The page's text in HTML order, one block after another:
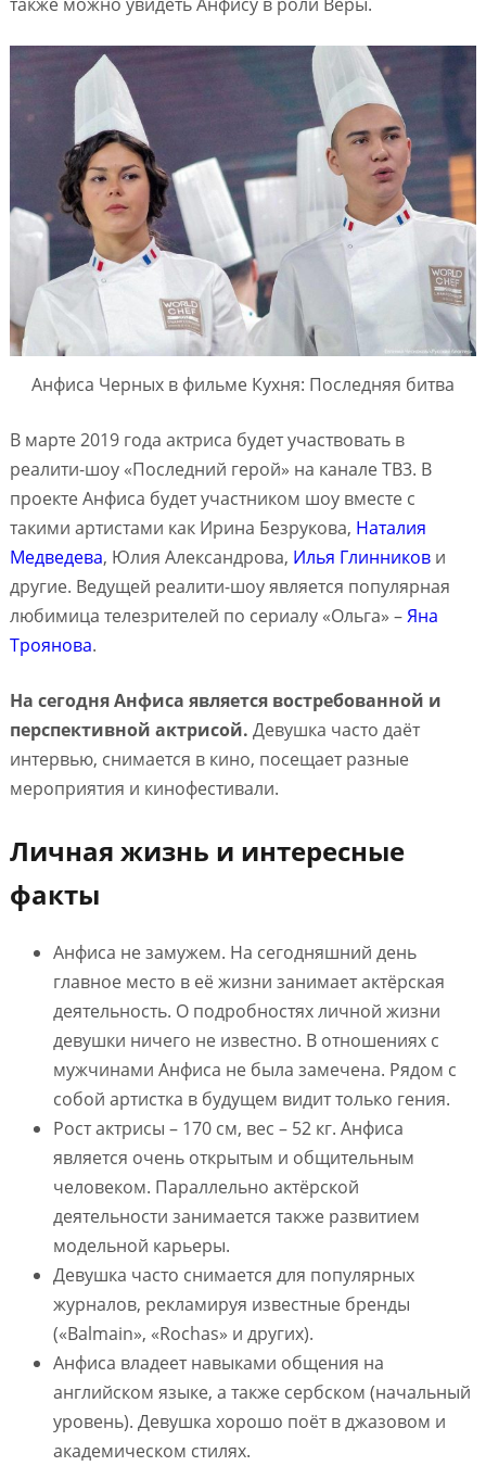
Анфиса Черных в фильме Кухня: Последняя битва
В марте 2019 года актриса будет участвовать в
реалити-шоу «Последний герой» на канале ТВ3. В
проекте Анфиса будет участником шоу вместе с
такими артистами как Ирина Безрукова, Наталия
Медведева, Юлия Александрова, Илья Глинникови
другие. Ведущей реалити-шоу является популярная
любимица телезрителей по сериалу «Ольга» –Яна
Троянова.
На сегодня Анфиса является востребованной и
перспективной актрисой. Девушка часто даёт
интервью, снимается в кино, посещает разные
мероприятия и кинофестивали.
Личная жизнь и интересные
факты
Анфиса не замужем. На сегодняшний день
главное место в её жизни занимает актёрская
деятельность. О подробностях личной жизни
девушки ничего не известно. В отношениях с
мужчинами Анфиса не была замечена. Рядом с
собой артистка в будущем видит только гения.
Рост актрисы – 170 см, вес – 52 кг. Анфиса
является очень открытым и общительным
человеком. Параллельно актёрской
деятельности занимается также развитием
модельной карьеры.
Девушка часто снимается для популярных
журналов, рекламируя известные бренды
(«Balmain», «Rochas» и других).
Анфиса владеет навыками общения на
английском языке, а также сербском (начальный
уровень). Девушка хорошо поёт в джазовом и
академическом стилях.